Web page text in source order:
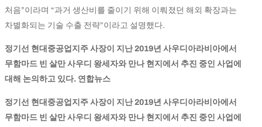
처음”이라며 “과거 생산비를 줄이기 위해 이뤄졌던 해외 확장과는
차별화되는 기술 수출 전략”이라고 설명했다.
정기선 현대중공업지주 사장이 지난 2019년 사우디아라비아에서
무함마드 빈 살만 사우디 왕세자와 만나 현지에서 추진 중인 사업에
대해 논의하고 있다. 연합뉴스
정기선 현대중공업지주 사장이 지난 2019년 사우디아라비아에서
무함마드 빈 살만 사우디 왕세자와 만나 현지에서 추진 중인 사업에